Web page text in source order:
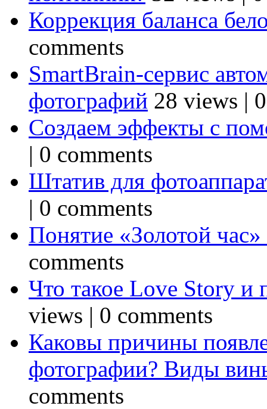
Коррекция баланса
comments
SmartBrain-сервис
фотографий 28 views |
Создаем эффекты с
| 0 comments
Штатив для
| 0 comments
Понятие «Золотой
comments
Что такое Love Story и
views | 0 comments
Каковы причины
фотографии? Виды
comments